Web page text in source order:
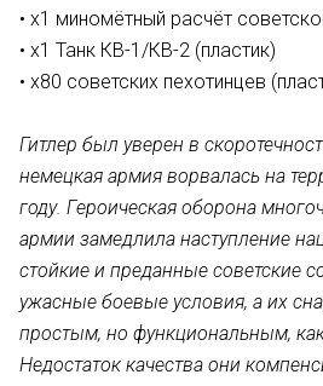
• х1 миномётный расчёт
• х1 Танк КВ-1/КВ-2 (пластик)
• х80 советских пехотинцев
Гитлер был уверен в
немецкая армия ворвалась на
году. Героическая оборона
армии замедлила наступление
стойкие и преданные советские
ужасные боевые условия, а их
простым, но функциональным,
Недостаток качества они